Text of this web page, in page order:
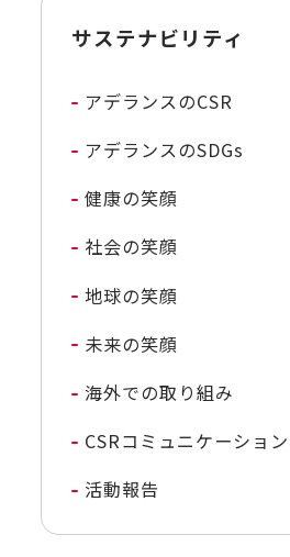
サステナビリティ
アデランスのCSR
アデランスのSDGs
健康の笑顔
社会の笑顔
地球の笑顔
未来の笑顔
海外での取り組み
CSRコミュニケーション
活動報告